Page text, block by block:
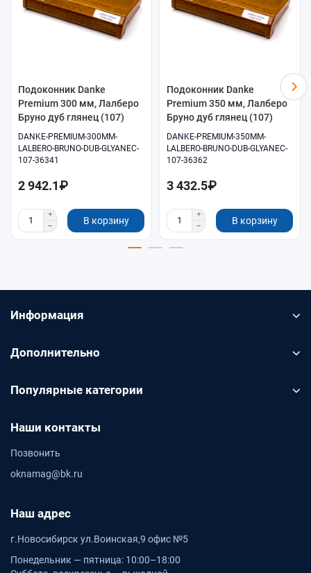
Подоконник Danke
Premium 300 мм, Лалберо
Бруно дуб глянец (107)
DANKE-PREMIUM-300MM-
LALBERO-BRUNO-DUB-GLYANEC-
107-36341
2 942.1₽
В корзину
Подоконник Danke
Premium 350 мм, Лалберо
Бруно дуб глянец (107)
DANKE-PREMIUM-350MM-
LALBERO-BRUNO-DUB-GLYANEC-
107-36362
3 432.5₽
В корзину
Информация
Дополнительно
Популярные категории
Наши контакты
Позвонить
oknamag@bk.ru
Наш адрес
г.Новосибирск ул.Воинская,9 офис №5
Понедельник — пятница: 10:00–18:00